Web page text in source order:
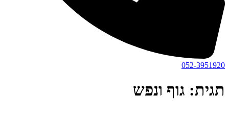
052-3951920
תגית: גוף ונפש